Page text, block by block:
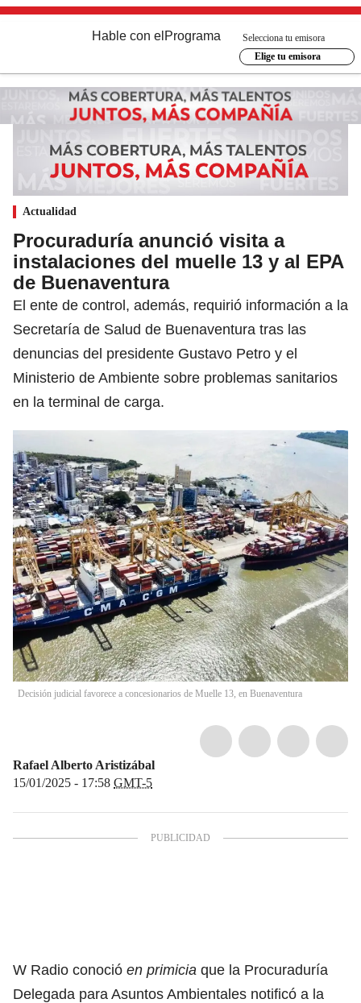
Hable con el Programa
Selecciona tu emisora
Elige tu emisora
Actualidad
Procuraduría anunció visita a
instalaciones del muelle 13 y al EPA
de Buenaventura
El ente de control, además, requirió información a la
Secretaría de Salud de Buenaventura tras las
denuncias del presidente Gustavo Petro y el
Ministerio de Ambiente sobre problemas sanitarios
en la terminal de carga.
Decisión judicial favorece a concesionarios de Muelle 13, en Buenaventura
Rafael Alberto Aristizábal
15/01/2025 - 17:58 GMT-5
W Radio conoció en primicia que la Procuraduría
Delegada para Asuntos Ambientales notificó a la